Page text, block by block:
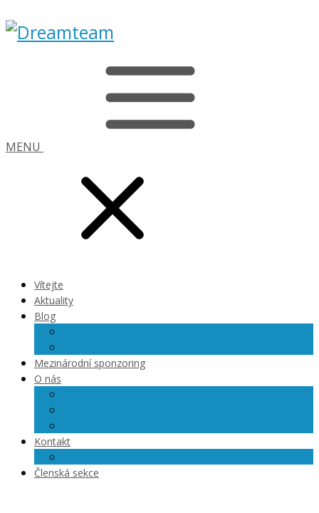
MENU
Vítejte
Aktuality
Blog
Mezinárodní sponzoring
O nás
Kontakt
Členská sekce